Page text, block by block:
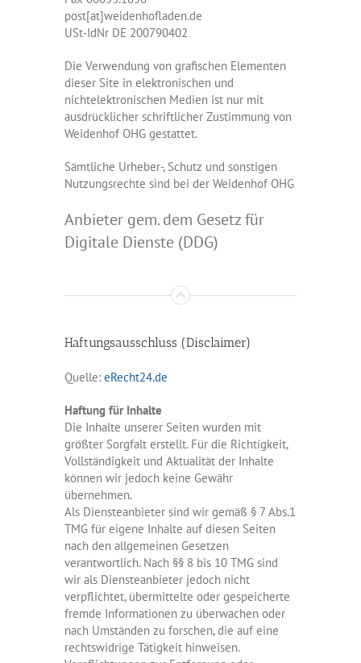
post[at]weidenhofladen.de
USt-IdNr DE 200790402
Die Verwendung von grafischen Elementen
dieser Site in elektronischen und
nichtelektronischen Medien ist nur mit
ausdrücklicher schriftlicher Zustimmung von
Weidenhof OHG gestattet.
Sämtliche Urheber-, Schutz und sonstigen
Nutzungsrechte sind bei der Weidenhof OHG
Anbieter gem. dem Gesetz für
Digitale Dienste (DDG)
Haftungsausschluss (Disclaimer)
Quelle: eRecht24.de
Haftung für Inhalte
Die Inhalte unserer Seiten wurden mit
größter Sorgfalt erstellt. Für die Richtigkeit,
Vollständigkeit und Aktualität der Inhalte
können wir jedoch keine Gewähr
übernehmen.
Als Diensteanbieter sind wir gemäß § 7 Abs.1
TMG für eigene Inhalte auf diesen Seiten
nach den allgemeinen Gesetzen
verantwortlich. Nach §§ 8 bis 10 TMG sind
wir als Diensteanbieter jedoch nicht
verpflichtet, übermittelte oder gespeicherte
fremde Informationen zu überwachen oder
nach Umständen zu forschen, die auf eine
rechtswidrige Tätigkeit hinweisen.